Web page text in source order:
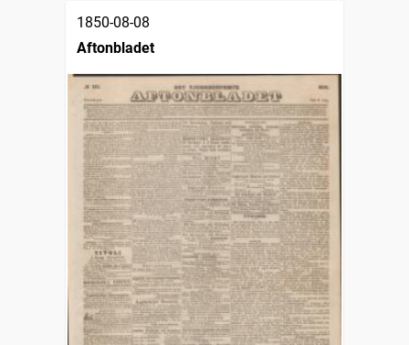
1850-08-08
Aftonbladet